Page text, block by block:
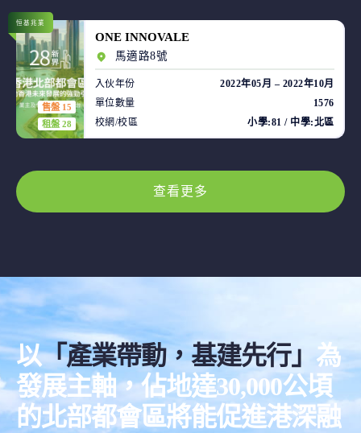
售盤 15
租盤 28
恒基兆業
ONE INNOVALE
馬適路8號
入伙年份
2022年05月 – 2022年10月
單位數量
1576
校網/校區
小學:81 / 中學:北區
查看更多
以「產業帶動，基建先行」 為
發展主軸，佔地達30,000公頃
的北部都會區將能促進港深融